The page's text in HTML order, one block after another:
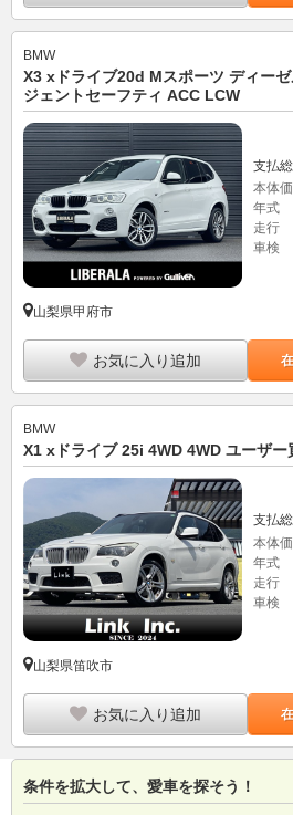
BMW
X3 xドライブ20d Mスポーツ ディー
ジェントセーフティ ACC LCW
支払
本体
年式
走行
車検
山梨県甲府市
お気に入り追加
BMW
X1 xドライブ 25i 4WD 4WD ユーザー
支払
本体
年式
走行
車検
山梨県笛吹市
お気に入り追加
条件を拡大して、愛車を探そう！